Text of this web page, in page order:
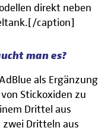
direkt neben
caption]
man es?
als Ergänzung
Stickoxiden zu
Drittel aus
Dritteln aus